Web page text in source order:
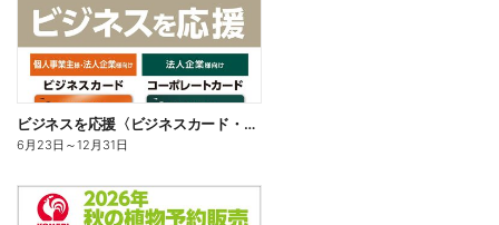
ビジネスを応援〈ビジネスカード・コーポレートカード〉
6月23日 ～12月31日